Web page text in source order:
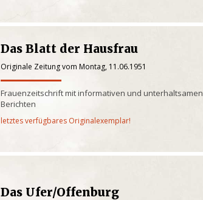
Das Blatt der Hausfrau
Originale Zeitung vom Montag, 11.06.1951
Frauenzeitschrift mit informativen und unterhaltsamen
Berichten
letztes verfügbares Originalexemplar!
Das Ufer/Offenburg